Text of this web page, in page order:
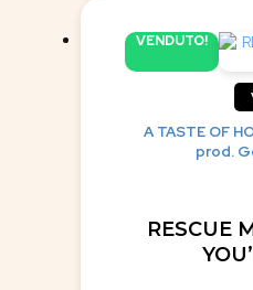
VENDUTO!
A TASTE OF
prod.
RESCUE